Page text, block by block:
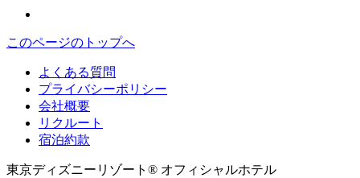
このページのトップへ
よくある質問
プライバシーポリシー
会社概要
リクルート
宿泊約款
東京ディズニーリゾート® オフィシャルホテル